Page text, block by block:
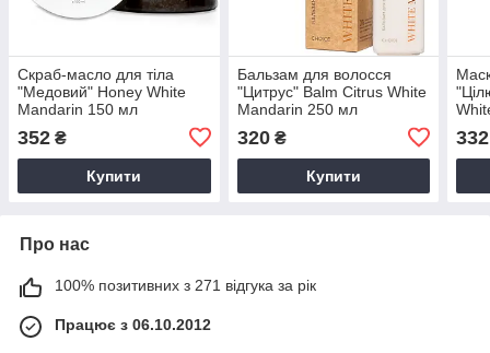
Скраб-масло для тіла
"Медовий" Honey White
Mandarin 150 мл
352 ₴
Купити
Бальзам для волосся
"Цитрус" Balm Citrus White
Mandarin 250 мл
320₴
Купити
332
Про нас
100% позитивних з 271 відгука за рік
Працює з 06.10.2012